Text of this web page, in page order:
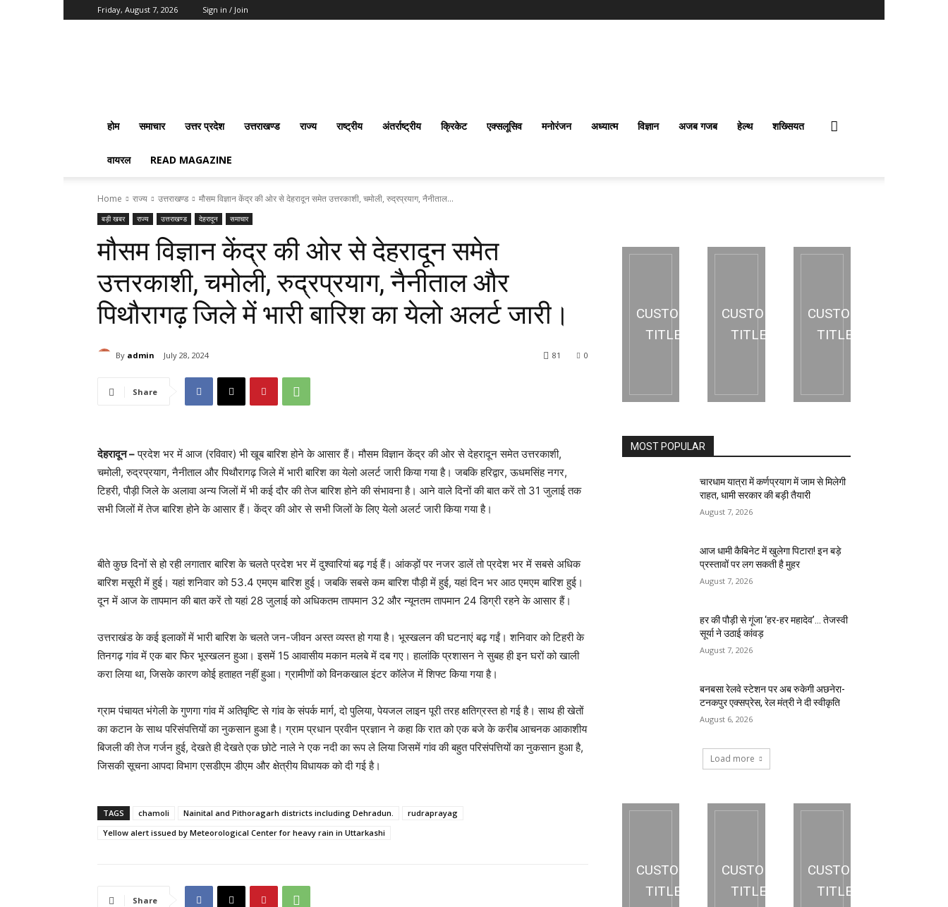
Friday, August 7, 2026 Sign in / Join
होम समाचार उत्तर प्रदेश उत्तराखण्ड राज्य राष्ट्रीय अंतर्राष्‍ट्रीय क्रिकेट एक्सलूसिव मनोरंजन अध्यात्म विज्ञान अजब गजब हेल्थ शख्सियत
वायरल READ MAGAZINE
Home राज्य उत्तराखण्ड मौसम विज्ञान केंद्र की ओर से देहरादून समेत उत्तरकाशी, चमोली, रुद्रप्रयाग, नैनीताल...
बड़ी खबर राज्य उत्तराखण्ड देहरादून समाचार
मौसम विज्ञान केंद्र की ओर से देहरादून समेत
उत्तरकाशी, चमोली, रुद्रप्रयाग, नैनीताल और
पिथौरागढ़ जिले में भारी बारिश का येलो अलर्ट जारी।
By admin July 28, 2024 0
81
Share
देहरादून –प्रदेश भर में आज (रविवार) भी खूब बारिश होने के आसार हैं। मौसम विज्ञान केंद्र की ओर से देहरादून समेत उत्तरकाशी,
चमोली, रुद्रप्रयाग, नैनीताल और पिथौरागढ़ जिले में भारी बारिश का येलो अलर्ट जारी किया गया है। जबकि हरिद्वार, ऊधमसिंह नगर,
टिहरी, पौड़ी जिले के अलावा अन्य जिलों में भी कई दौर की तेज बारिश होने की संभावना है। आने वाले दिनों की बात करें तो 31 जुलाई तक
सभी जिलों में तेज बारिश होने के आसार हैं। केंद्र की ओर से सभी जिलों के लिए येलो अलर्ट जारी किया गया है।
बीते कुछ दिनों से हो रही लगातार बारिश के चलते प्रदेश भर में दुश्वारियां बढ़ गई हैं। आंकड़ों पर नजर डालें तो प्रदेश भर में सबसे अधिक
बारिश मसूरी में हुई। यहां शनिवार को 53.4 एमएम बारिश हुई। जबकि सबसे कम बारिश पौड़ी में हुई, यहां दिन भर आठ एमएम बारिश हुई।
दून में आज के तापमान की बात करें तो यहां 28 जुलाई को अधिकतम तापमान 32 और न्यूनतम तापमान 24 डिग्री रहने के आसार हैं।
उत्तराखंड के कई इलाकों में भारी बारिश के चलते जन-जीवन अस्त व्यस्त हो गया है। भूस्खलन की घटनाएं बढ़ गईं। शनिवार को टिहरी के
तिनगढ़ गांव में एक बार फिर भूस्खलन हुआ। इसमें 15 आवासीय मकान मलबे में दब गए। हालांकि प्रशासन ने सुबह ही इन घरों को खाली
करा लिया था, जिसके कारण कोई हताहत नहीं हुआ। ग्रामीणों को विनकखाल इंटर कॉलेज में शिफ्ट किया गया है।
ग्राम पंचायत भंगेली के गुणगा गांव में अतिवृष्टि से गांव के संपर्क मार्ग, दो पुलिया, पेयजल लाइन पूरी तरह क्षतिग्रस्त हो गई है। साथ ही खेतों
का कटान के साथ परिसंपत्तियों का नुकसान हुआ है। ग्राम प्रधान प्रवीन प्रज्ञान ने कहा कि रात को एक बजे के करीब आचनक आकाशीय
बिजली की तेज गर्जन हुई, देखते ही देखते एक छोटे नाले ने एक नदी का रूप ले लिया जिसमें गांव की बहुत परिसंपत्तियों का नुकसान हुआ है,
जिसकी सूचना आपदा विभाग एसडीएम डीएम और क्षेत्रीय विधायक को दी गई है।
TAGS chamoli Nainital and Pithoragarh districts including Dehradun.
rudraprayag
Yellow alert issued by Meteorological Center for heavy rain in Uttarkashi
Share
CUSTOM
TITLE
CUSTOM
TITLE
CUSTOM
TITLE
MOST POPULAR
चारधाम यात्रा में कर्णप्रयाग में जाम से मिलेगी
राहत, धामी सरकार की बड़ी तैयारी
August 7, 2026
आज धामी कैबिनेट में खुलेगा पिटारा! इन बड़े
प्रस्तावों पर लग सकती है मुहर
August 7, 2026
हर की पौड़ी से गूंजा ‘हर-हर महादेव’… तेजस्वी
सूर्या ने उठाई कांवड़
August 7, 2026
बनबसा रेलवे स्टेशन पर अब रुकेगी अछनेरा-
टनकपुर एक्सप्रेस, रेल मंत्री ने दी स्वीकृति
August 6, 2026
Load more
CUSTOM
TITLE
CUSTOM
TITLE
CUSTOM
TITLE